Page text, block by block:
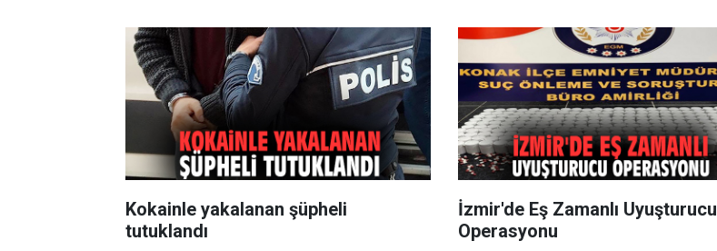
Kokainle yakalanan şüpheli
tutuklandı
İzmir'de Eş Zamanlı Uyuşturucu
Operasyonu